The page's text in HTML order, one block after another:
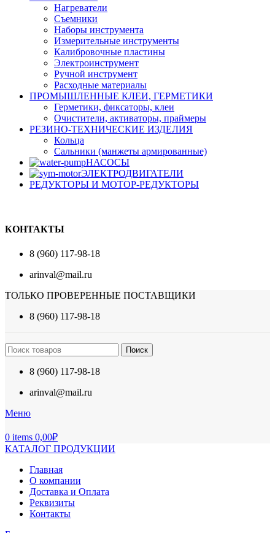
Нагреватели
Съемники
Наборы инструмента
Измерительные инструменты
Калибровочные пластины
Электроинструмент
Ручной инструмент
Расходные материалы
ПРОМЫШЛЕННЫЕ КЛЕИ, ГЕРМЕТИКИ
Герметики, фиксаторы, клеи
Очистители, активаторы, праймеры
РЕЗИНО-ТЕХНИЧЕСКИЕ ИЗДЕЛИЯ
Кольца
Сальники (манжеты армированные)
НАСОСЫ
ЭЛЕКТРОДВИГАТЕЛИ
РЕДУКТОРЫ И МОТОР-РЕДУКТОРЫ
КОНТАКТЫ
8 (960) 117-98-18
arinval@mail.ru
ТОЛЬКО ПРОВЕРЕННЫЕ ПОСТАВЩИКИ
8 (960) 117-98-18
Поиск
8 (960) 117-98-18
arinval@mail.ru
Меню
0 items 0,00₽
КАТАЛОГ ПРОДУКЦИИ
Главная
О компании
Доставка и Оплата
Реквизиты
Контакты